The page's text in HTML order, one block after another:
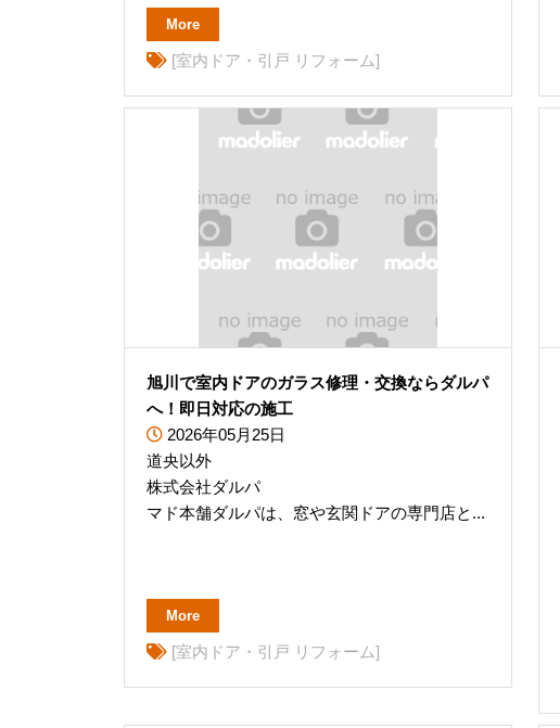
More
[室内ドア・引戸 リフォーム]
旭川で室内ドアのガラス修理・交換ならダルパ
へ！即日対応の施工
2026年05月25日
道央以外
株式会社ダルパ
マド本舗ダルパは、窓や玄関ドアの専門店と...
More
[室内ドア・引戸 リフォーム]